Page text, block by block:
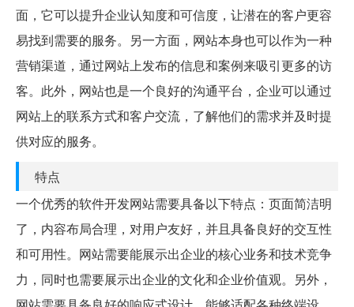
面，它可以提升企业认知度和可信度，让潜在的客户更容
易找到需要的服务。另一方面，网站本身也可以作为一种
营销渠道，通过网站上发布的信息和案例来吸引更多的访
客。此外，网站也是一个良好的沟通平台，企业可以通过
网站上的联系方式和客户交流，了解他们的需求并及时提
供对应的服务。
特点
一个优秀的软件开发网站需要具备以下特点：页面简洁明
了，内容布局合理，对用户友好，并且具备良好的交互性
和可用性。网站需要能展示出企业的核心业务和技术竞争
力，同时也需要展示出企业的文化和企业价值观。另外，